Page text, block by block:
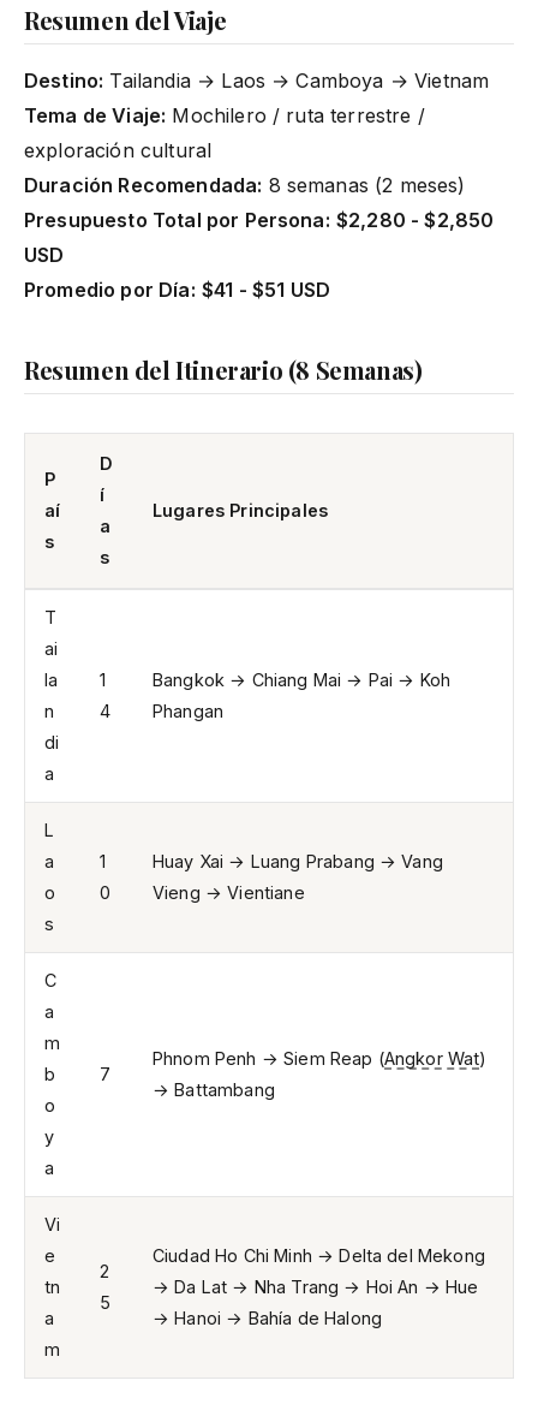
Resumen del Viaje
Destino: Tailandia → Laos → Camboya → Vietnam
Tema de Viaje: Mochilero / ruta terrestre /
exploración cultural
Duración Recomendada: 8 semanas (2 meses)
Presupuesto Total por Persona: $2,280 - $2,850
USD
Promedio por Día: $41 - $51 USD
Resumen del Itinerario (8 Semanas)
P
aí
s
D
í
a
s
Lugares Principales
T
ai
la
n
di
a
1
4
Bangkok → Chiang Mai → Pai → Koh
Phangan
L
a
o
s
1
0
Huay Xai → Luang Prabang → Vang
Vieng → Vientiane
C
a
m
b
o
y
a
7
Phnom Penh → Siem Reap (Angkor Wat)
→ Battambang
Vi
e
tn
a
m
2
5
Ciudad Ho Chi Minh → Delta del Mekong
→ Da Lat → Nha Trang → Hoi An → Hue
→ Hanoi → Bahía de Halong